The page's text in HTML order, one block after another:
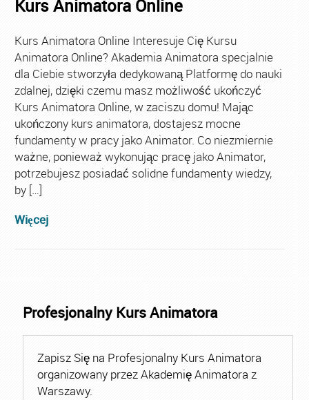
Kurs Animatora Online
Kurs Animatora Online Interesuje Cię Kursu
Animatora Online? Akademia Animatora specjalnie
dla Ciebie stworzyła dedykowaną Platformę do nauki
zdalnej, dzięki czemu masz możliwość ukończyć
Kurs Animatora Online, w zaciszu domu! Mając
ukończony kurs animatora, dostajesz mocne
fundamenty w pracy jako Animator. Co niezmiernie
ważne, ponieważ wykonując pracę jako Animator,
potrzebujesz posiadać solidne fundamenty wiedzy,
by […]
Więcej
Profesjonalny Kurs Animatora
Zapisz Się na Profesjonalny Kurs Animatora
organizowany przez Akademię Animatora z
Warszawy.